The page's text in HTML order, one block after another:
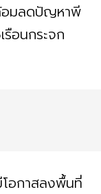
อมลดปัญหาพี
อนกระจก
อกาสลงพื้นที่